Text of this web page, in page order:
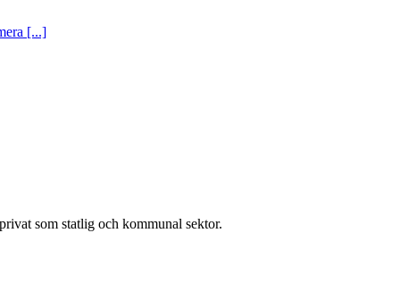
[...]
som statlig och kommunal sektor.